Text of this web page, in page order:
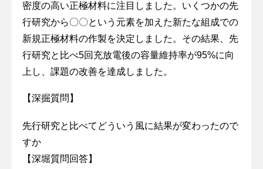
密度の高い正極材料に注目しました。いくつかの先
行研究から〇〇という元素を加えた新たな組成での
新規正極材料の作製を決定しました。その結果、先
行研究と比べ5回充放電後の容量維持率が95%に向
上し、課題の改善を達成しました。
【深掘質問】
先行研究と比べてどういう風に結果が変わったので
すか
【深堀質問回答】